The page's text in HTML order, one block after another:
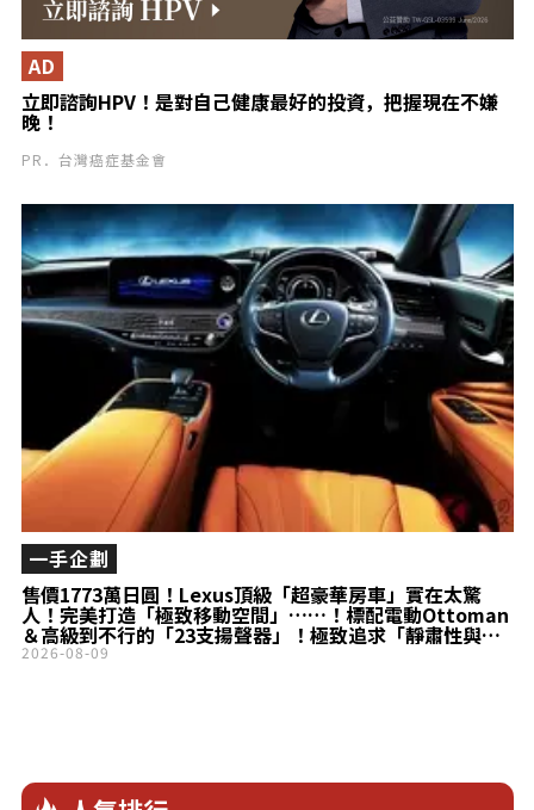
立即諮詢HPV！是對自己健康最好的投資，把握現在不嫌
晚！
AD
PR．台灣癌症基金會
售價1773萬日圓！Lexus頂級「超豪華房車」實在太驚
人！完美打造「極致移動空間」……！標配電動Ottoman
＆高級到不行的「23支揚聲器」！極致追求「靜肅性與乘
坐舒適性」的頂級「LS500h EXECUTIVE」備受矚目！
一手企劃
2026-08-09